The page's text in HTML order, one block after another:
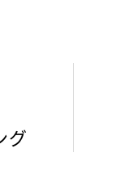
グ